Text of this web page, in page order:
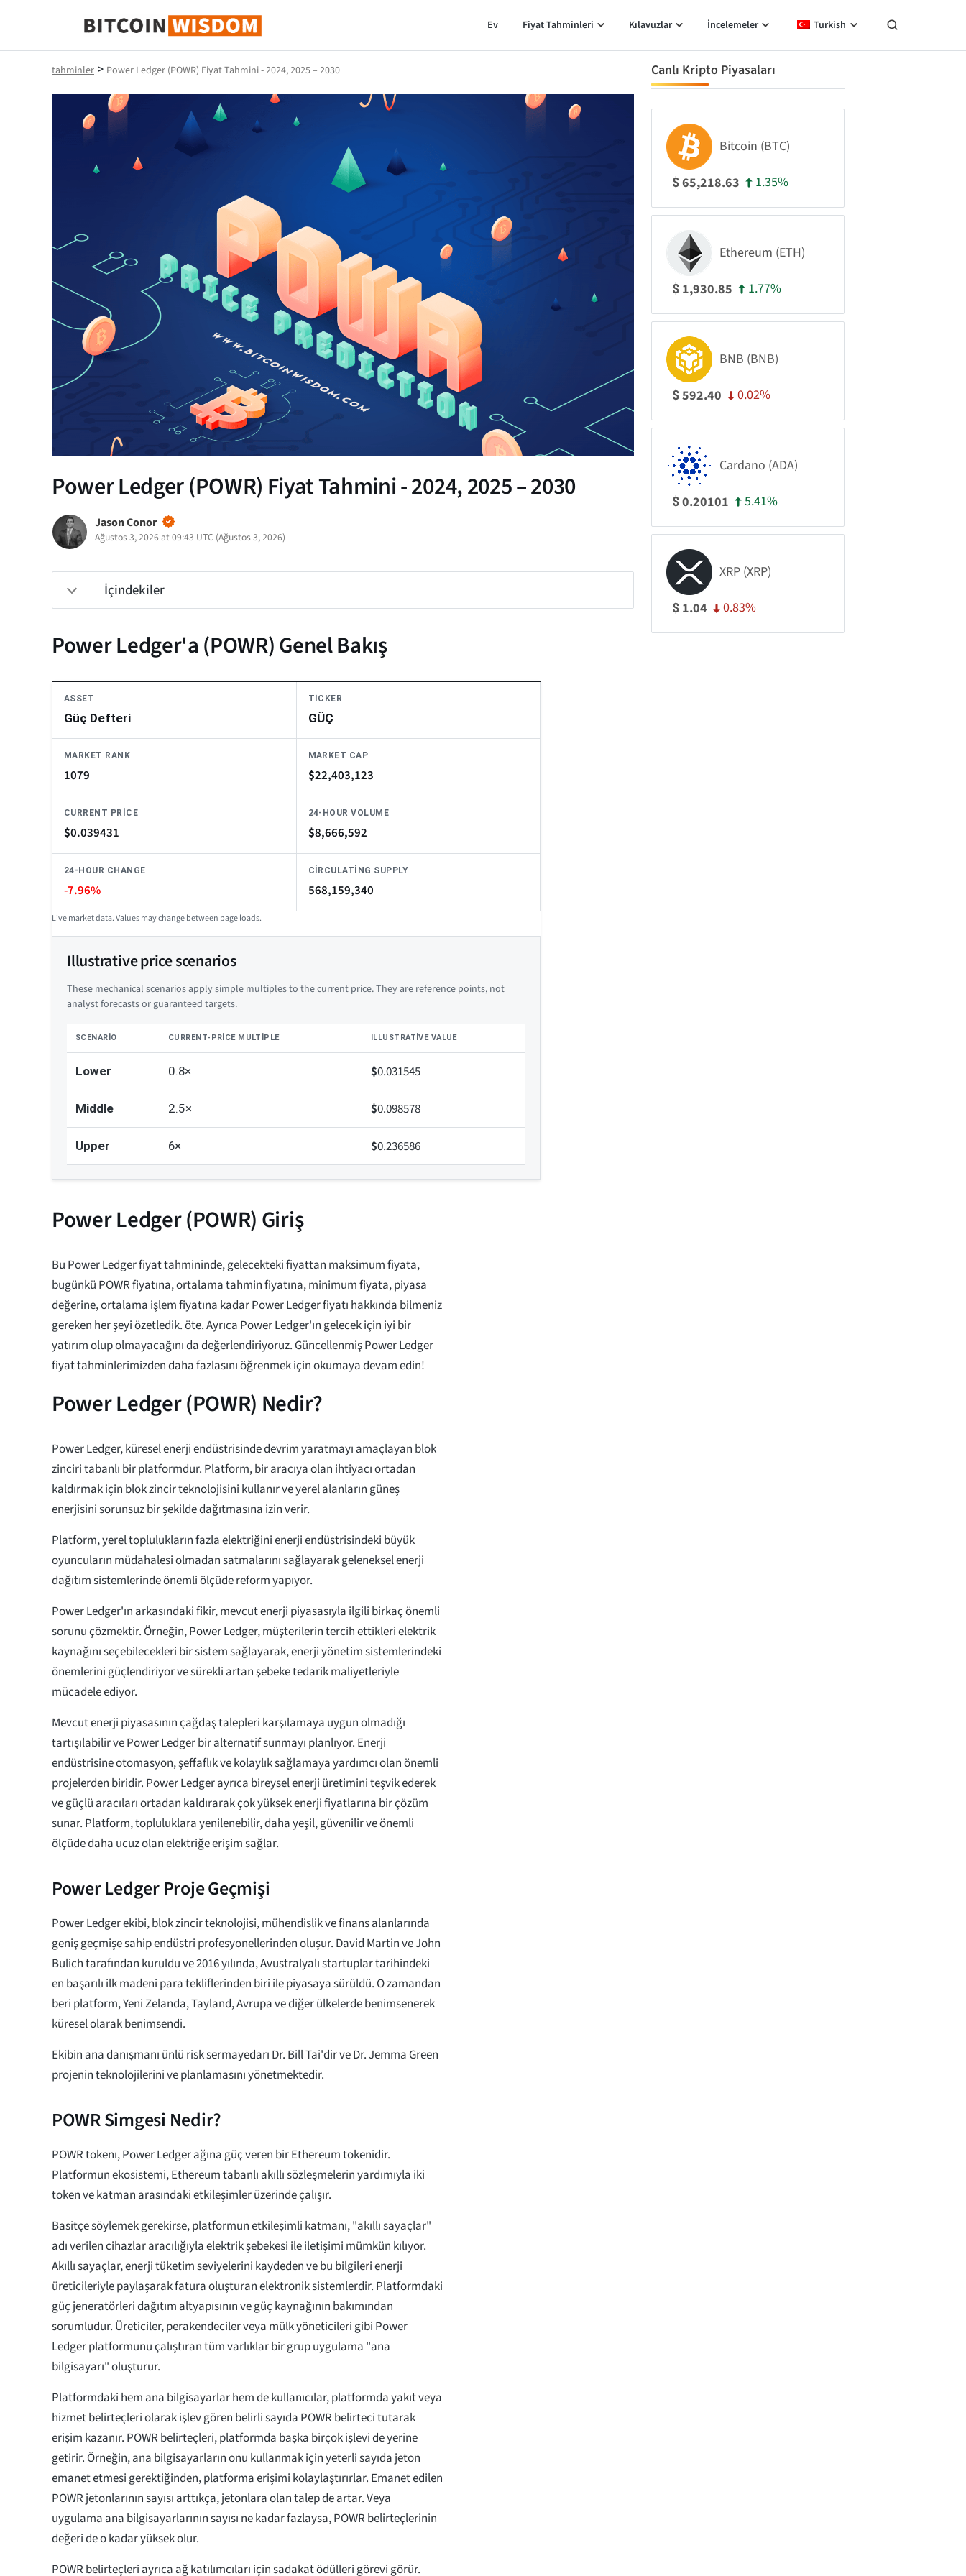
Bitcoin Bilgeliği
Ev Fiyat Tahminleri Kılavuzlar İncelemeler Turkish
tahminler > Power Ledger (POWR) Fiyat Tahmini - 2024, 2025 – 2030
Power Ledger (POWR) Fiyat Tahmini - 2024, 2025 – 2030
Jason Conor
Ağustos 3, 2026 at 09:43 UTC (Ağustos 3, 2026)
İçindekiler
Power Ledger'a (POWR) Genel Bakış
ASSET
Güç Defteri
TICKER
GÜÇ
MARKET RANK
1079
MARKET CAP
$22,403,123
CURRENT PRICE
$0.039431
24-HOUR VOLUME
$8,666,592
24-HOUR CHANGE
-7.96%
CIRCULATING SUPPLY
568,159,340
Live market data. Values may change between page loads.
Illustrative price scenarios
These mechanical scenarios apply simple multiples to the current price. They are reference points, not
analyst forecasts or guaranteed targets.
SCENARIO CURRENT-PRICE MULTIPLE ILLUSTRATIVE VALUE
Lower 0.8× $0.031545
Middle 2.5× $0.098578
Upper 6× $0.236586
Power Ledger (POWR) Giriş
Bu Power Ledger fiyat tahmininde, gelecekteki fiyattan maksimum fiyata,
bugünkü POWR fiyatına, ortalama tahmin fiyatına, minimum fiyata, piyasa
değerine, ortalama işlem fiyatına kadar Power Ledger fiyatı hakkında bilmeniz
gereken her şeyi özetledik. öte. Ayrıca Power Ledger'ın gelecek için iyi bir
yatırım olup olmayacağını da değerlendiriyoruz. Güncellenmiş Power Ledger
fiyat tahminlerimizden daha fazlasını öğrenmek için okumaya devam edin!
Power Ledger (POWR) Nedir?
Power Ledger, küresel enerji endüstrisinde devrim yaratmayı amaçlayan blok
zinciri tabanlı bir platformdur. Platform, bir aracıya olan ihtiyacı ortadan
kaldırmak için blok zincir teknolojisini kullanır ve yerel alanların güneş
enerjisini sorunsuz bir şekilde dağıtmasına izin verir.
Platform, yerel toplulukların fazla elektriğini enerji endüstrisindeki büyük
oyuncuların müdahalesi olmadan satmalarını sağlayarak geleneksel enerji
dağıtım sistemlerinde önemli ölçüde reform yapıyor.
Power Ledger'ın arkasındaki fikir, mevcut enerji piyasasıyla ilgili birkaç önemli
sorunu çözmektir. Örneğin, Power Ledger, müşterilerin tercih ettikleri elektrik
kaynağını seçebilecekleri bir sistem sağlayarak, enerji yönetim sistemlerindeki
önemlerini güçlendiriyor ve sürekli artan şebeke tedarik maliyetleriyle
mücadele ediyor.
Mevcut enerji piyasasının çağdaş talepleri karşılamaya uygun olmadığı
tartışılabilir ve Power Ledger bir alternatif sunmayı planlıyor. Enerji
endüstrisine otomasyon, şeffaflık ve kolaylık sağlamaya yardımcı olan önemli
projelerden biridir. Power Ledger ayrıca bireysel enerji üretimini teşvik ederek
ve güçlü aracıları ortadan kaldırarak çok yüksek enerji fiyatlarına bir çözüm
sunar. Platform, topluluklara yenilenebilir, daha yeşil, güvenilir ve önemli
ölçüde daha ucuz olan elektriğe erişim sağlar.
Power Ledger Proje Geçmişi
Power Ledger ekibi, blok zincir teknolojisi, mühendislik ve finans alanlarında
geniş geçmişe sahip endüstri profesyonellerinden oluşur. David Martin ve John
Bulich tarafından kuruldu ve 2016 yılında, Avustralyalı startuplar tarihindeki
en başarılı ilk madeni para tekliflerinden biri ile piyasaya sürüldü. O zamandan
beri platform, Yeni Zelanda, Tayland, Avrupa ve diğer ülkelerde benimsenerek
küresel olarak benimsendi.
Ekibin ana danışmanı ünlü risk sermayedarı Dr. Bill Tai'dir ve Dr. Jemma Green
projenin teknolojilerini ve planlamasını yönetmektedir.
POWR Simgesi Nedir?
POWR tokenı, Power Ledger ağına güç veren bir Ethereum tokenidir.
Platformun ekosistemi, Ethereum tabanlı akıllı sözleşmelerin yardımıyla iki
token ve katman arasındaki etkileşimler üzerinde çalışır.
Basitçe söylemek gerekirse, platformun etkileşimli katmanı, "akıllı sayaçlar"
adı verilen cihazlar aracılığıyla elektrik şebekesi ile iletişimi mümkün kılıyor.
Akıllı sayaçlar, enerji tüketim seviyelerini kaydeden ve bu bilgileri enerji
üreticileriyle paylaşarak fatura oluşturan elektronik sistemlerdir. Platformdaki
güç jeneratörleri dağıtım altyapısının ve güç kaynağının bakımından
sorumludur. Üreticiler, perakendeciler veya mülk yöneticileri gibi Power
Ledger platformunu çalıştıran tüm varlıklar bir grup uygulama "ana
bilgisayarı" oluşturur.
Platformdaki hem ana bilgisayarlar hem de kullanıcılar, platformda yakıt veya
hizmet belirteçleri olarak işlev gören belirli sayıda POWR belirteci tutarak
erişim kazanır. POWR belirteçleri, platformda başka birçok işlevi de yerine
getirir. Örneğin, ana bilgisayarların onu kullanmak için yeterli sayıda jeton
emanet etmesi gerektiğinden, platforma erişimi kolaylaştırırlar. Emanet edilen
POWR jetonlarının sayısı arttıkça, jetonlara olan talep de artar. Veya
uygulama ana bilgisayarlarının sayısı ne kadar fazlaysa, POWR belirteçlerinin
değeri de o kadar yüksek olur.
POWR belirteçleri ayrıca ağ katılımcıları için sadakat ödülleri görevi görür.
Canlı Kripto Piyasaları
Bitcoin (BTC)
$65,218.63 1.35%
Ethereum (ETH)
$ 1,930.85 1.77%
BNB (BNB)
$592.40 0.02%
Cardano (ADA)
$0.20101 5.41%
XRP (XRP)
$ 1.04 0.83%